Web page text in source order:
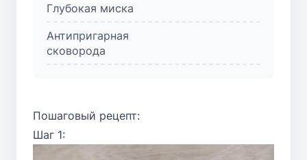
Глубокая миска
Антипригарная
сковорода
Пошаговый рецепт:
Шаг 1: